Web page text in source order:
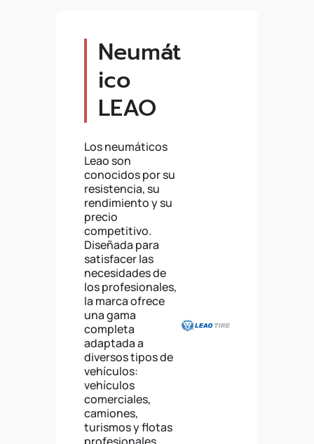
Neumát
ico
LEAO
Los neumáticos
Leao son
conocidos por su
resistencia, su
rendimiento y su
precio
competitivo.
Diseñada para
satisfacer las
necesidades de
los profesionales,
la marca ofrece
una gama
completa
adaptada a
diversos tipos de
vehículos:
vehículos
comerciales,
camiones,
turismos y flotas